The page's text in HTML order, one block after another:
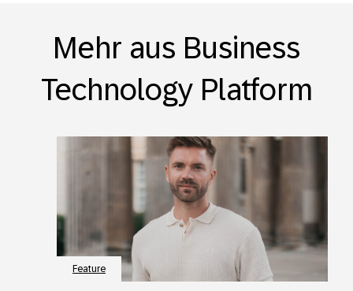
Mehr aus Business
Technology Platform
Feature